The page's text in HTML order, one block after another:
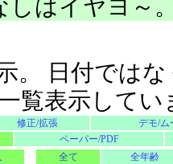
しはイヤヨ～
。 日付では
覧表示してい
修正/拡張
デモ/ム
ペーパー/PDF
全て 全年齢